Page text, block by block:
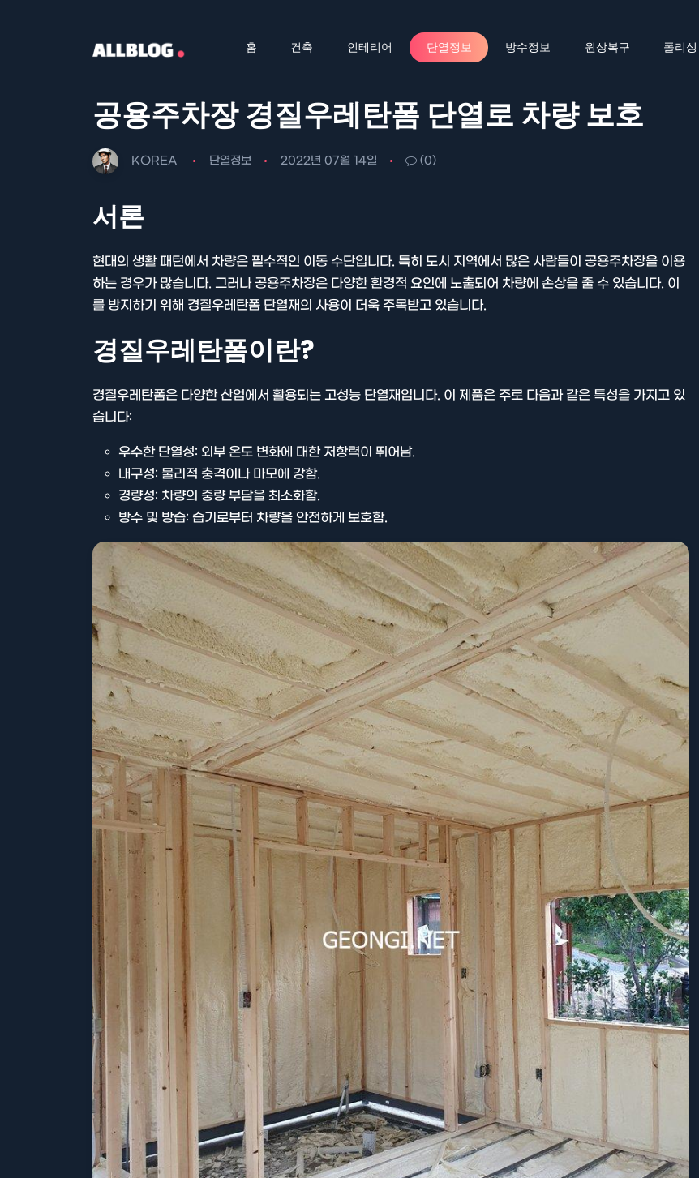
홈 건축 인테리어 단열정보 방수정보 원상복구 폴리싱
공용주차장 경질우레탄폼 단열로 차량 보호
KOREA 단열정보 2022년 07월 14일 (0)
서론
현대의 생활 패턴에서 차량은 필수적인 이동 수단입니다. 특히 도시 지역에서 많은 사람들이 공용주차장을 이용
하는 경우가 많습니다. 그러나 공용주차장은 다양한 환경적 요인에 노출되어 차량에 손상을 줄 수 있습니다. 이
를 방지하기 위해 경질우레탄폼 단열재의 사용이 더욱 주목받고 있습니다.
경질우레탄폼이란?
경질우레탄폼은 다양한 산업에서 활용되는 고성능 단열재입니다. 이 제품은 주로 다음과 같은 특성을 가지고 있
습니다:
우수한 단열성: 외부 온도 변화에 대한 저항력이 뛰어남.
내구성: 물리적 충격이나 마모에 강함.
경량성: 차량의 중량 부담을 최소화함.
방수 및 방습: 습기로부터 차량을 안전하게 보호함.